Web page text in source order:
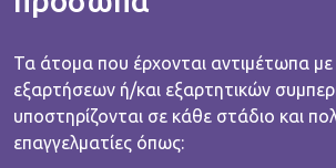
Τα άτομα που έρχονται αντιμέτωπα
εξαρτήσεων ή/και εξαρτητικών
υποστηρίζονται σε κάθε στάδιο και
επαγγελματίες όπως: